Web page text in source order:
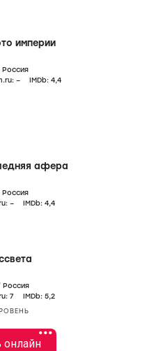
империи
Россия
– IMDb: 4,4
афера
Россия
– IMDb: 4,4
Россия
7 IMDb: 5,2
•••
онлайн